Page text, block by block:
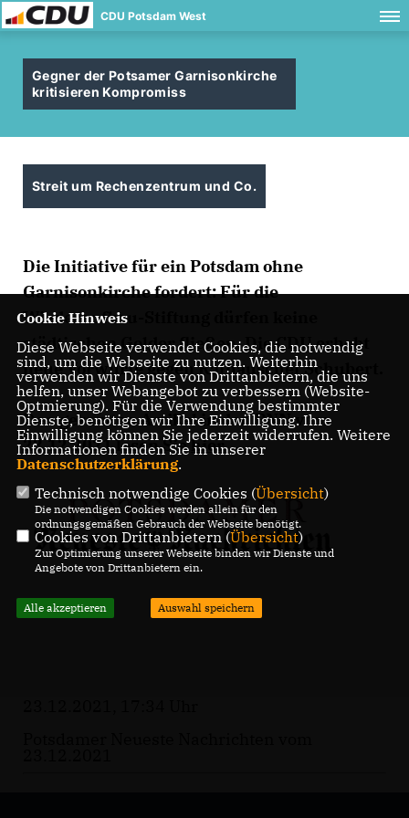
CDU Potsdam West
Gegner der Potsamer Garnisonkirche
kritisieren Kompromiss
Streit um Rechenzentrum und Co.
Die Initiative für ein Potsdam ohne
Garnisonkirche fordert: Für die
Wiederaufbau-Stiftung dürfen keine
städtischen Gelder fließen. Die CDU erhebt
neue Vorwürfe gegen Rathauschef Schubert.
Den gesamten Artikel in den PNN vom
23.12.2021 lesen Siehier.
Cookie Hinweis
Diese Webseite verwendet Cookies, die notwendig
sind, um die Webseite zu nutzen. Weiterhin
verwenden wir Dienste von Drittanbietern, die uns
helfen, unser Webangebot zu verbessern (Website-
Optmierung). Für die Verwendung bestimmter
Dienste, benötigen wir Ihre Einwilligung. Ihre
Einwilligung können Sie jederzeit widerrufen. Weitere
Informationen finden Sie in unserer
Datenschutzerklärung.
Technisch notwendige Cookies (Übersicht)
Die notwendigen Cookies werden allein für den
ordnungsgemäßen Gebrauch der Webseite benötigt.
Cookies von Drittanbietern (Übersicht)
Zur Optimierung unserer Webseite binden wir Dienste und
Angebote von Drittanbietern ein.
Alle akzeptieren Auswahl speichern